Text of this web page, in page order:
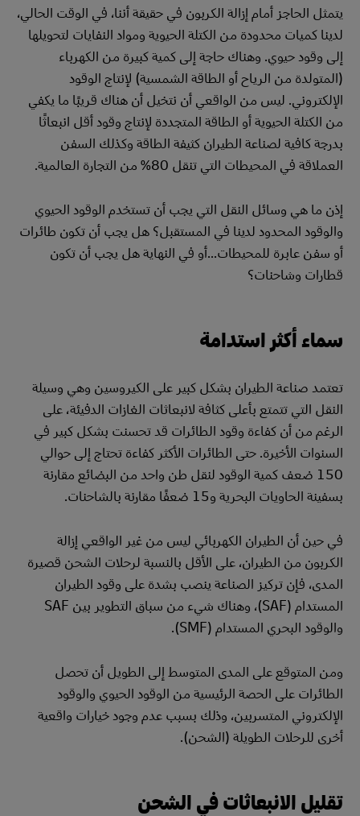
يتمثل الحاجز أمام إزالة الكربون في حقيقة أننا، في الوقت الحالي،
لدينا كميات محدودة من الكتلة الحيوية ومواد النفايات لتحويلها
إلى وقود حيوي. وهناك حاجة إلى كمية كبيرة من الكهرباء
(المتولدة من الرياح أو الطاقة الشمسية) لإنتاج الوقود
الإلكتروني. ليس من الواقعي أن نتخيل أن هناك قريبًا ما يكفي
من الكتلة الحيوية أو الطاقة المتجددة لإنتاج وقود أقل انبعاثًا
بدرجة كافية لصناعة الطيران كثيفة الطاقة وكذلك السفن
العملاقة في المحيطات التي تنقل 80% من التجارة العالمية.
إذن ما هي وسائل النقل التي يجب أن تستخدم الوقود الحيوي
والوقود المحدود لدينا في المستقبل؟ هل يجب أن تكون طائرات
أو سفن عابرة للمحيطات...أو في النهاية هل يجب أن تكون
قطارات وشاحنات؟
سماء أكثر استدامة
تعتمد صناعة الطيران بشكل كبير على الكيروسين وهي وسيلة
النقل التي تتمتع بأعلى كثافة لانبعاثات الغازات الدفيئة، على
الرغم من أن كفاءة وقود الطائرات قد تحسنت بشكل كبير في
السنوات الأخيرة. حتى الطائرات الأكثر كفاءة تحتاج إلى حوالي
150 ضعف كمية الوقود لنقل طن واحد من البضائع مقارنة
بسفينة الحاويات البحرية و15 ضعفًا مقارنة بالشاحنات.
في حين أن الطيران الكهربائي ليس من غير الواقعي إزالة
الكربون من الطيران، على الأقل بالنسبة لرحلات الشحن قصيرة
المدى، فإن تركيز الصناعة ينصب بشدة على وقود الطيران
المستدام (SAF)، وهناك شيء من سباق التطوير بين SAF
والوقود البحري المستدام (SMF).
ومن المتوقع على المدى المتوسط إلى الطويل أن تحصل
الطائرات على الحصة الرئيسية من الوقود الحيوي والوقود
الإلكتروني المتسربين، وذلك بسبب عدم وجود خيارات واقعية
أخرى للرحلات الطويلة (الشحن).
تقليل الانبعاثات في الشحن